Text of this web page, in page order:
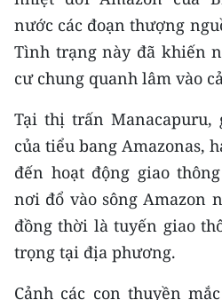
CHƯƠNG TRÌNH OCOP - MỖI
MỘT SẢN PHẨM
RADIO
MEDIA CENTER
E-Magazine
Video
Media Chính trị
Media Kinh tế
nước các đoạn thượng
Tình trạng này đã khiến
cư chung quanh lâm vào
Tại thị trấn Manacapuru,
của tiểu bang Amazonas,
đến hoạt động giao
nơi đổ vào sông Amazon
đồng thời là tuyến giao
trọng tại địa phương.
Cảnh các con thuyền